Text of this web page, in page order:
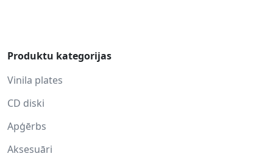
Produktu kategorijas
Vinila plates
CD diski
Apģērbs
Aksesuāri